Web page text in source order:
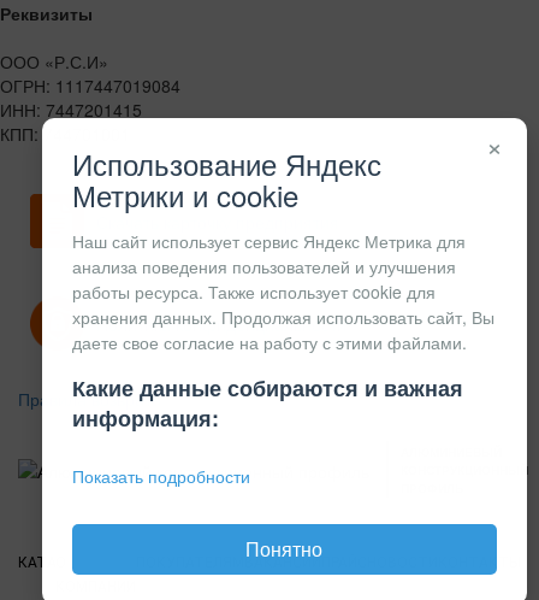
Реквизиты
ООО «Р.С.И»
ОГРН: 1117447019084
ИНН: 7447201415
КПП: 744701001
Скачать карточку предприятия
Политика конфиденциальности
Правила возврата
КОНСТРУКЦИОННЫЙ
КАТАЛОГ
×
Использование Яндекс
Метрики и cookie
Наш сайт использует сервис Яндекс Метрика для
анализа поведения пользователей и улучшения
работы ресурса. Также использует cookie для
хранения данных. Продолжая использовать сайт, Вы
даете свое согласие на работу с этими файлами.
Какие данные собираются и важная
информация:
Показать подробности
Понятно